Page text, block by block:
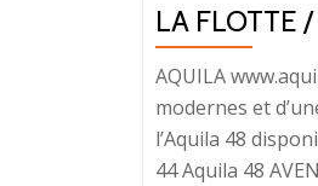
LA FLOTTE
AQUILA
modernes et
l’Aquila 48
44 Aquila 48